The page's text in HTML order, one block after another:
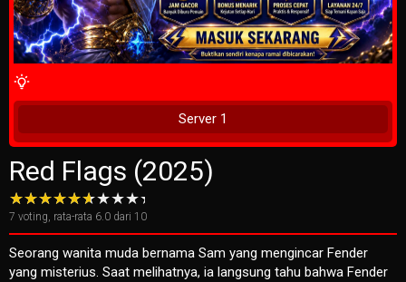
4 Wait Time
Server 1
Red Flags (2025)
7 voting, rata-rata 6.0 dari 10
Seorang wanita muda bernama Sam yang mengincar Fender
yang misterius. Saat melihatnya, ia langsung tahu bahwa Fender